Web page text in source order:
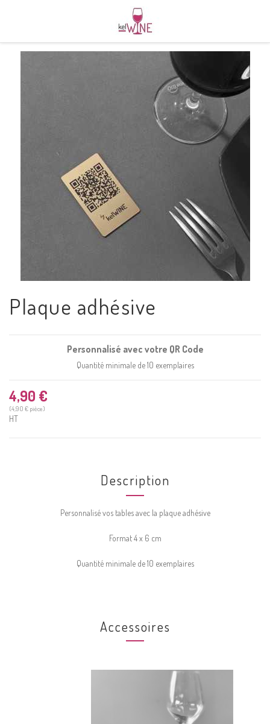
Plaque adhésive
Personnalisé avec votre QR Code
Quantité minimale de 10 exemplaires
4,90 €
(4,90 € pièce)
HT
Description
Personnalisé vos tables avec la plaque adhésive
Format 4 x 6 cm
Quantité minimale de 10 exemplaires
Accessoires